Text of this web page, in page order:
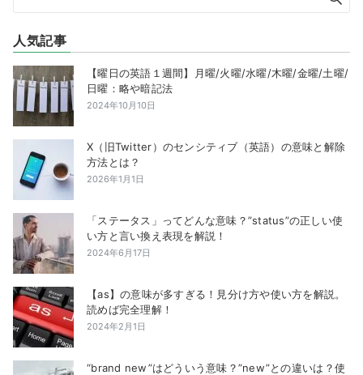
人気記事
【曜日の英語１週間】月曜/火曜/水曜/木曜/金曜/土曜/
日曜：略や暗記法
2024年10月10日
X（旧Twitter）のセンシティブ（英語）の意味と解除
方法とは？
2026年1月1日
「ステータス」ってどんな意味？”status”の正しい使
い方と言い換え表現を解説！
2024年6月17日
【as】の意味が多すぎる！見分け方や使い方を解説。
読めば完全理解！
2024年2月1日
“brand new”はどういう意味？”new”との違いは？使